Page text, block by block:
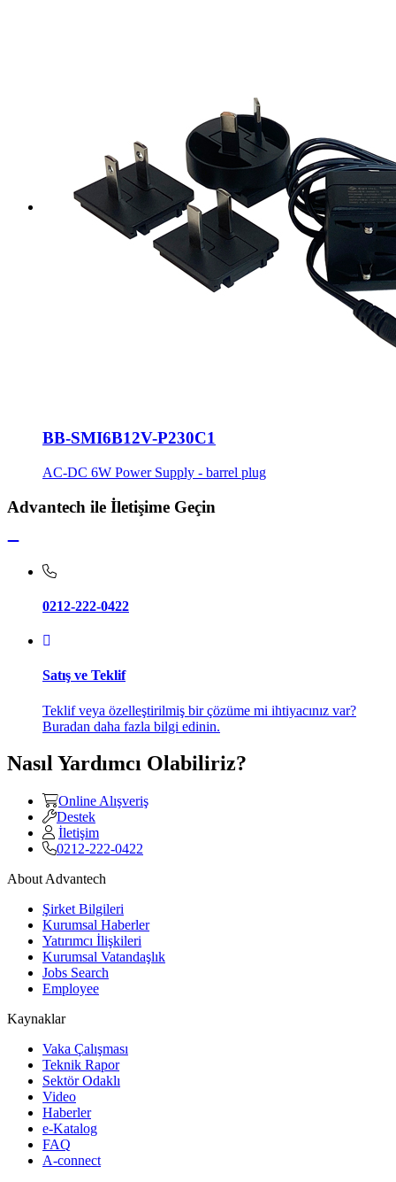
BB-SMI6B12V-P230C1
AC-DC 6W Power Supply - barrel plug
Advantech ile İletişime Geçin
0212-222-0422
Satış ve Teklif
Teklif veya özelleştirilmiş bir çözüme mi ihtiyacınız var?
Buradan daha fazla bilgi edinin.
Nasıl Yardımcı Olabiliriz?
Online Alışveriş
Destek
İletişim
0212-222-0422
About Advantech
Şirket Bilgileri
Kurumsal Haberler
Yatırımcı İlişkileri
Kurumsal Vatandaşlık
Jobs Search
Employee
Kaynaklar
Vaka Çalışması
Teknik Rapor
Sektör Odaklı
Video
Haberler
e-Katalog
FAQ
A-connect